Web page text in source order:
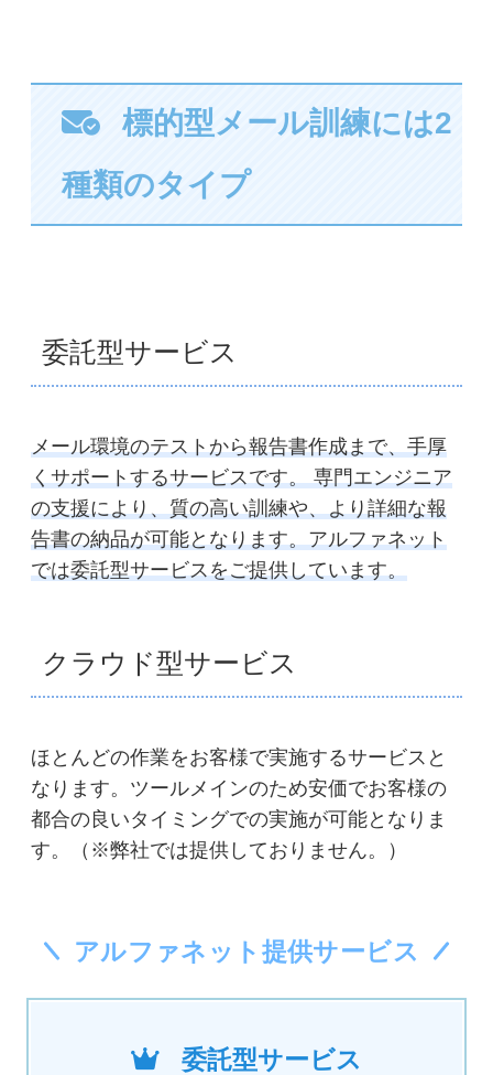
標的型メール訓練には2
種類のタイプ
委託型サービス
メール環境のテストから報告書作成まで、手厚
くサポートするサービスです。 専門エンジニア
の支援により、質の高い訓練や、より詳細な報
告書の納品が可能となります。アルファネット
では委託型サービスをご提供しています。
クラウド型サービス
ほとんどの作業をお客様で実施するサービスと
なります。ツールメインのため安価でお客様の
都合の良いタイミングでの実施が可能となりま
す。（※弊社では提供しておりません。）
アルファネット提供サービス
委託型サービス